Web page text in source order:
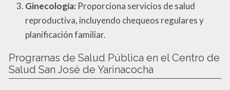
Ginecología: Proporciona servicios de salud
reproductiva, incluyendo chequeos regulares y
planificación familiar.
Programas de Salud Pública en el Centro de
Salud San José de Yarinacocha